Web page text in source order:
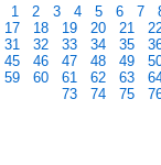
1
2 3 4 5 6 7
17
18 19 20 21
31
32 33 34 35
45
46 47 48 49
59
60 61 62 63
73
74 75